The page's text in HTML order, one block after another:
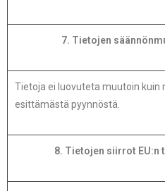
7. Tietojen
Tietoja ei luovuteta muutoin kuin
esittämästä pyynnöstä.
8. Tietojen siirrot EU:n